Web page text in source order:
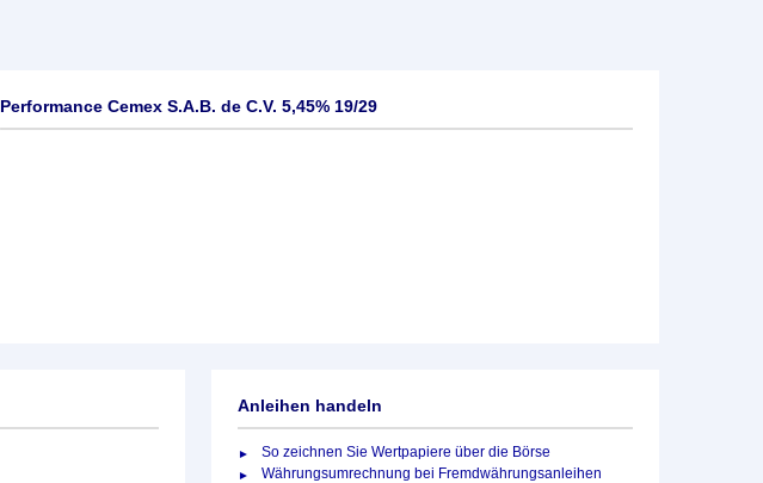
Performance Cemex S.A.B. de C.V. 5,45% 19/29
Anleihen handeln
So zeichnen Sie Wertpapiere über die Börse
Währungsumrechnung bei Fremdwährungsanleihen